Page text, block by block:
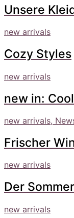
Unsere
new arrivals
Cozy Styles
new arrivals
new in:
new arrivals,
Frischer
new arrivals
Der
new arrivals